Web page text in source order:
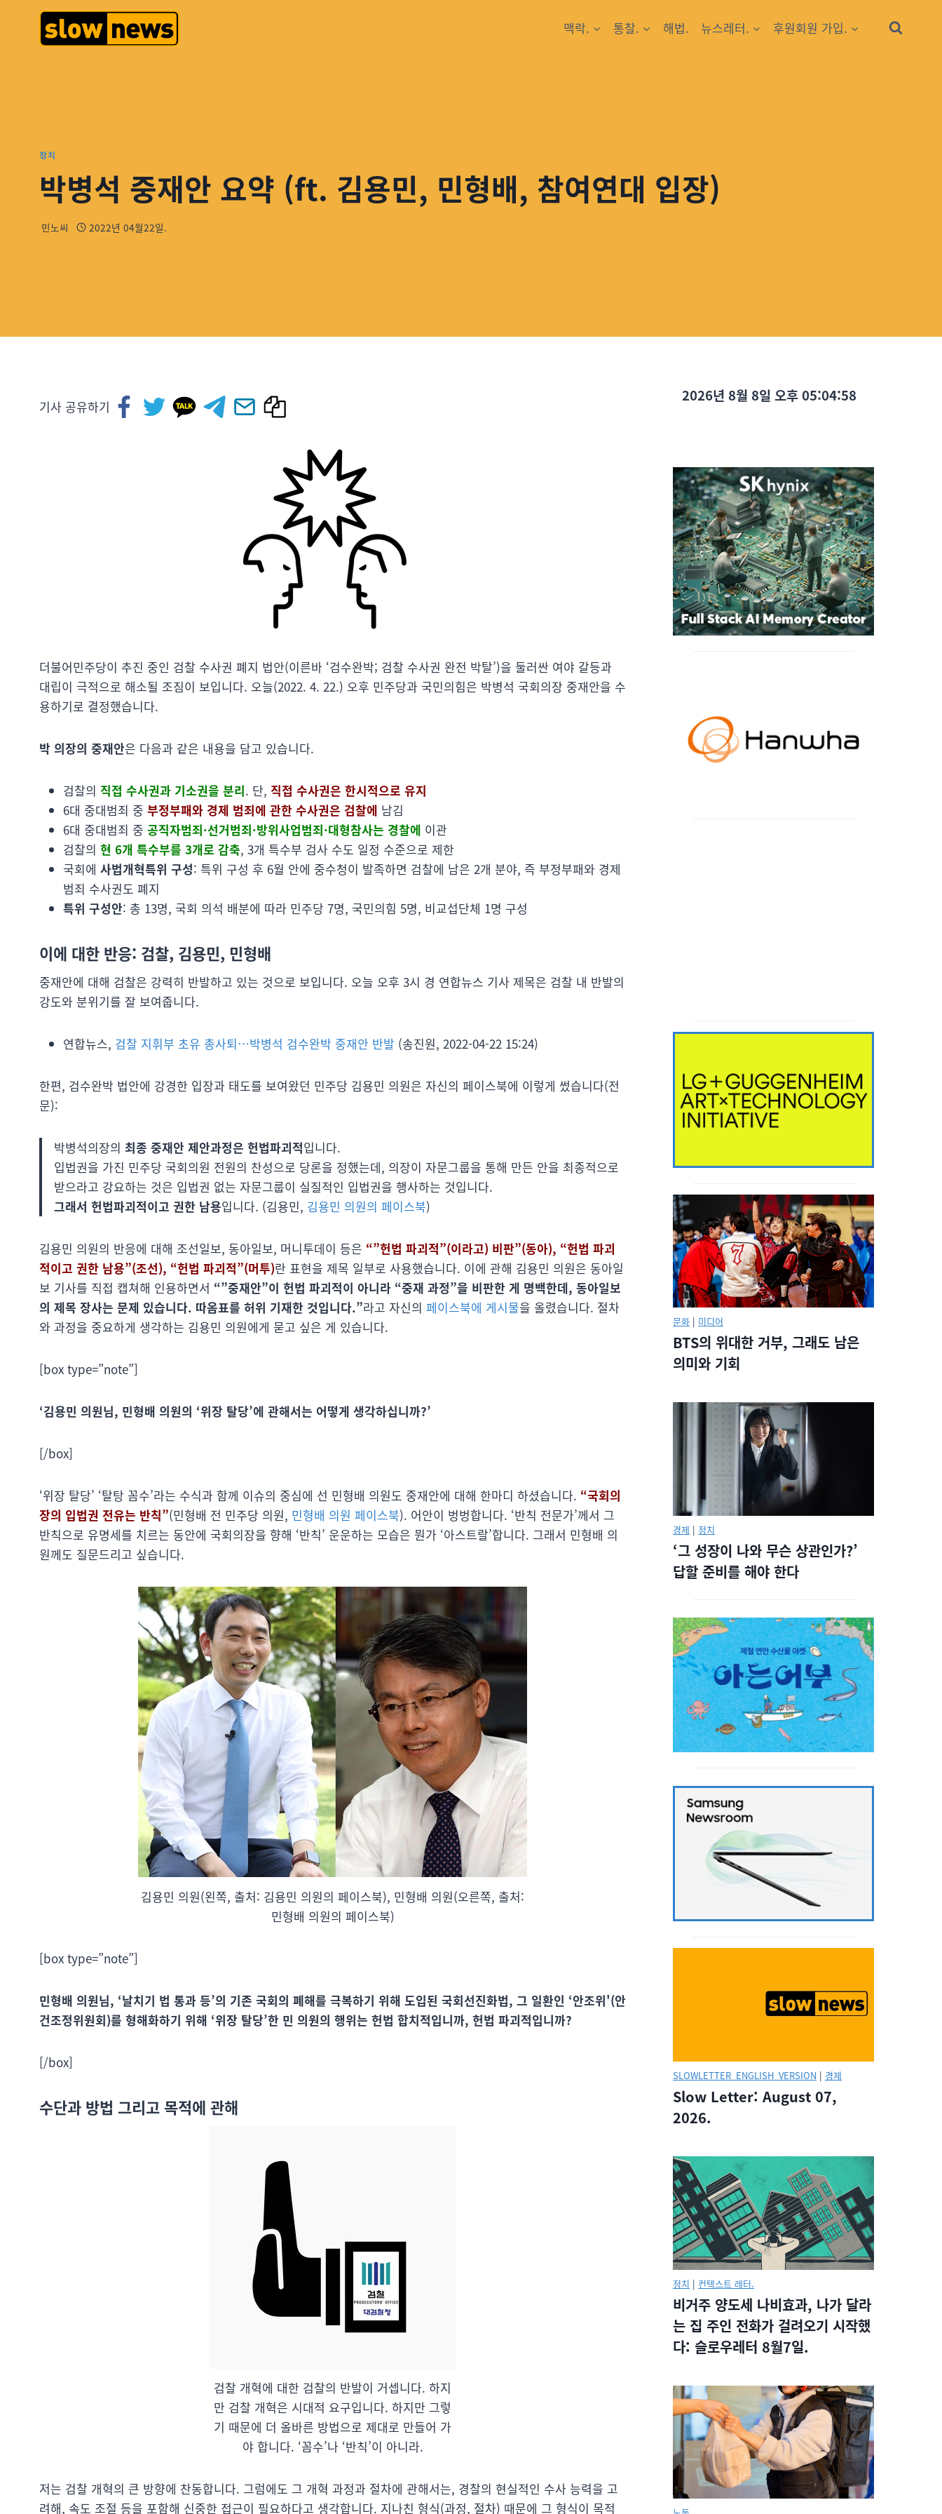
맥락. 통찰. 해법. 뉴스레터. 후원회원 가입.
정치
박병석 중재안 요약 (ft. 김용민, 민형배, 참여연대 입장)
민노씨 2022년 04월22일.
기사 공유하기
더불어민주당이 추진 중인 검찰 수사권 폐지 법안(이른바 ‘검수완박; 검찰 수사권 완전 박탈’)을 둘러싼 여야 갈등과
대립이 극적으로 해소될 조짐이 보입니다. 오늘(2022. 4. 22.) 오후 민주당과 국민의힘은 박병석 국회의장 중재안을 수
용하기로 결정했습니다.
박 의장의 중재안은 다음과 같은 내용을 담고 있습니다.
검찰의 직접 수사권과 기소권을 분리. 단, 직접 수사권은 한시적으로 유지
6대 중대범죄 중 부정부패와 경제 범죄에 관한 수사권은 검찰에 남김
6대 중대범죄 중 공직자범죄·선거범죄·방위사업범죄·대형참사는 경찰에 이관
검찰의 현 6개 특수부를 3개로 감축, 3개 특수부 검사 수도 일정 수준으로 제한
국회에 사법개혁특위 구성: 특위 구성 후 6월 안에 중수청이 발족하면 검찰에 남은 2개 분야, 즉 부정부패와 경제
범죄 수사권도 폐지
특위 구성안: 총 13명, 국회 의석 배분에 따라 민주당 7명, 국민의힘 5명, 비교섭단체 1명 구성
이에 대한 반응: 검찰, 김용민, 민형배
중재안에 대해 검찰은 강력히 반발하고 있는 것으로 보입니다. 오늘 오후 3시 경 연합뉴스 기사 제목은 검찰 내 반발의
강도와 분위기를 잘 보여줍니다.
연합뉴스, 검찰 지휘부 초유 총사퇴…박병석 검수완박 중재안 반발 (송진원, 2022-04-22 15:24)
한편, 검수완박 법안에 강경한 입장과 태도를 보여왔던 민주당 김용민 의원은 자신의 페이스북에 이렇게 썼습니다(전
문):
박병석의장의 최종 중재안 제안과정은 헌법파괴적입니다.
입법권을 가진 민주당 국회의원 전원의 찬성으로 당론을 정했는데, 의장이 자문그룹을 통해 만든 안을 최종적으로
받으라고 강요하는 것은 입법권 없는 자문그룹이 실질적인 입법권을 행사하는 것입니다.
그래서 헌법파괴적이고 권한 남용입니다. (김용민, 김용민 의원의 페이스북)
김용민 의원의 반응에 대해 조선일보, 동아일보, 머니투데이 등은 “”헌법 파괴적”(이라고) 비판”(동아), “헌법 파괴
적이고 권한 남용”(조선), “헌법 파괴적”(머투)란 표현을 제목 일부로 사용했습니다. 이에 관해 김용민 의원은 동아일
보 기사를 직접 캡쳐해 인용하면서 “”중재안”이 헌법 파괴적이 아니라 “중재 과정”을 비판한 게 명백한데, 동아일보
의 제목 장사는 문제 있습니다. 따옴표를 허위 기재한 것입니다.”라고 자신의 페이스북에 게시물을 올렸습니다. 절차
와 과정을 중요하게 생각하는 김용민 의원에게 묻고 싶은 게 있습니다.
[box type=”note”]
‘김용민 의원님, 민형배 의원의 ‘위장 탈당’에 관해서는 어떻게 생각하십니까?’
[/box]
‘위장 탈당’ ‘탈탕 꼼수’라는 수식과 함께 이슈의 중심에 선 민형배 의원도 중재안에 대해 한마디 하셨습니다. “국회의
장의 입법권 전유는 반칙”(민형배 전 민주당 의원, 민형배 의원 페이스북). 어안이 벙벙합니다. ‘반칙 전문가’께서 그
반칙으로 유명세를 치르는 동안에 국회의장을 향해 ‘반칙’ 운운하는 모습은 뭔가 ‘아스트랄’합니다. 그래서 민형배 의
원께도 질문드리고 싶습니다.
김용민 의원(왼쪽, 출처: 김용민 의원의 페이스북), 민형배 의원(오른쪽, 출처:
민형배 의원의 페이스북)
[box type=”note”]
민형배 의원님, ‘날치기 법 통과 등’의 기존 국회의 폐해를 극복하기 위해 도입된 국회선진화법, 그 일환인 ‘안조위'(안
건조정위원회)를 형해화하기 위해 ‘위장 탈당’한 민 의원의 행위는 헌법 합치적입니까, 헌법 파괴적입니까?
[/box]
수단과 방법 그리고 목적에 관해
검찰 개혁에 대한 검찰의 반발이 거셉니다. 하지
만 검찰 개혁은 시대적 요구입니다. 하지만 그렇
기 때문에 더 올바른 방법으로 제대로 만들어 가
야 합니다. ‘꼼수’나 ‘반칙’이 아니라.
저는 검찰 개혁의 큰 방향에 찬동합니다. 그럼에도 그 개혁 과정과 절차에 관해서는, 경찰의 현실적인 수사 능력을 고
려해, 속도 조절 등을 포함해 신중한 접근이 필요하다고 생각합니다. 지나친 형식(과정, 절차) 때문에 그 형식이 목적
2026년 8월 8일 오후 05:04:59
문화 | 미디어
BTS의 위대한 거부, 그래도 남은
의미와 기회
경제 | 정치
‘그 성장이 나와 무슨 상관인가?’
답할 준비를 해야 한다
SLOWLETTER_ENGLISH_VERSION | 경제
Slow Letter: August 07,
2026.
정치 | 컨텍스트 레터.
비거주 양도세 나비효과, 나가 달라
는 집 주인 전화가 걸려오기 시작했
다: 슬로우레터 8월7일.